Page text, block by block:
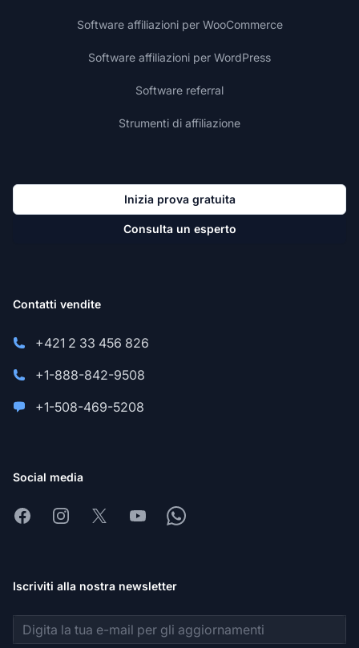
Software affiliazioni per WooCommerce
Software affiliazioni per WordPress
Software referral
Strumenti di affiliazione
Inizia prova gratuita
Consulta un esperto
Contatti vendite
+421 2 33 456 826
+1-888-842-9508
+1-508-469-5208
Social media
FacebookInstagram
X YoutubeWhatsapp
Iscriviti alla nostra newsletter
Indirizzo email